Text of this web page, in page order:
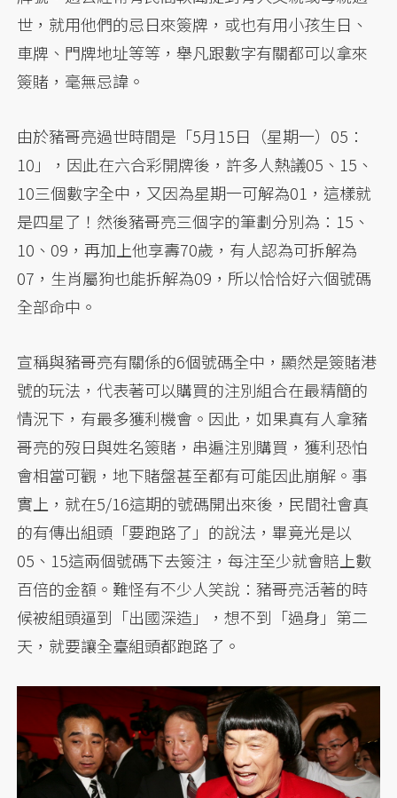
世，就用他們的忌日來簽牌，或也有用小孩生日、
車牌、門牌地址等等，舉凡跟數字有關都可以拿來
簽賭，毫無忌諱。
由於豬哥亮過世時間是「5月15日（星期一）05：
10」，因此在六合彩開牌後，許多人熱議05、15、
10三個數字全中，又因為星期一可解為01，這樣就
是四星了！然後豬哥亮三個字的筆劃分別為：15、
10、09，再加上他享壽70歲，有人認為可拆解為
07，生肖屬狗也能拆解為09，所以恰恰好六個號碼
全部命中。
宣稱與豬哥亮有關係的6個號碼全中，顯然是簽賭港
號的玩法，代表著可以購買的注別組合在最精簡的
情況下，有最多獲利機會。因此，如果真有人拿豬
哥亮的歿日與姓名簽賭，串遍注別購買，獲利恐怕
會相當可觀，地下賭盤甚至都有可能因此崩解。事
實上，就在5/16這期的號碼開出來後，民間社會真
的有傳出組頭「要跑路了」的說法，畢竟光是以
05、15這兩個號碼下去簽注，每注至少就會賠上數
百倍的金額。難怪有不少人笑說：豬哥亮活著的時
候被組頭逼到「出國深造」，想不到「過身」第二
天，就要讓全臺組頭都跑路了。